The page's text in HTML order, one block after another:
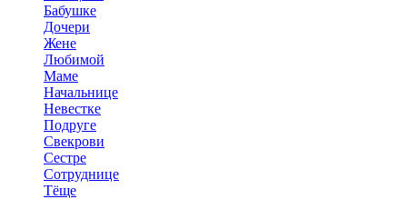
Бабушке
Дочери
Жене
Любимой
Маме
Начальнице
Невестке
Подруге
Свекрови
Сестре
Сотруднице
Тёще